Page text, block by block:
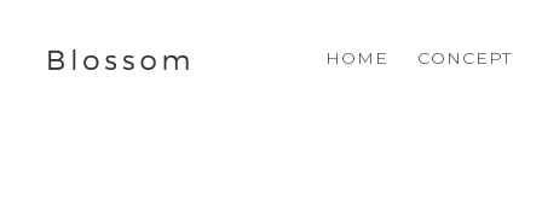
HOME CONCEPT